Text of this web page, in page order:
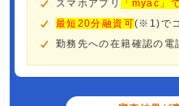
スマホアプリ
「myac」
最短20分融資可(※1)で
勤務先への在籍確認の電